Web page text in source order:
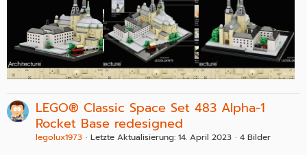
LEGO® Classic Space Set 483 Alpha-1
Rocket Base redesigned
legolux1973 Letzte Aktualisierung: 14. April 2023 4 Bilder